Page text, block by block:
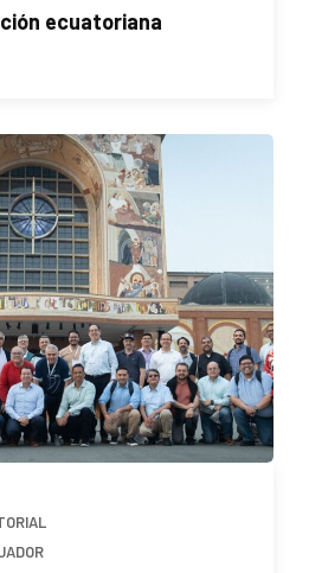
ecuatoriana